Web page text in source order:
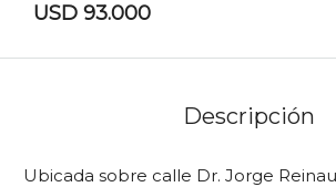
USD 93.000
Descripción
Ubicada sobre calle Dr. Jorge